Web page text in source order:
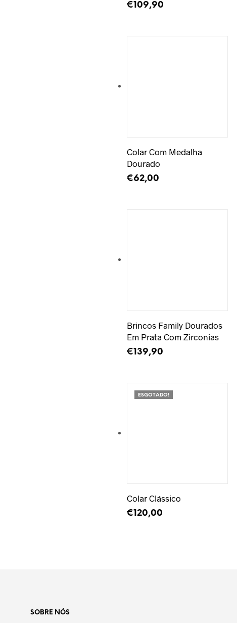
€109,90
Colar Com Medalha
Dourado
€62,00
Brincos Family Dourados
Em Prata Com Zirconias
€139,90
ESGOTADO!
Colar Clássico
€120,00
SOBRE NÓS